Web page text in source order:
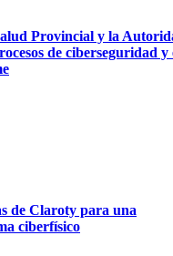
Provincial y la
de ciberseguridad y
de Claroty para una
ciberfísico